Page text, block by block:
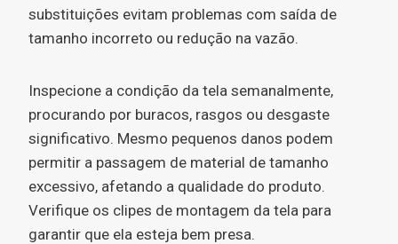
substituições evitam problemas com saída de
tamanho incorreto ou redução na vazão.
Inspecione a condição da tela semanalmente,
procurando por buracos, rasgos ou desgaste
significativo. Mesmo pequenos danos podem
permitir a passagem de material de tamanho
excessivo, afetando a qualidade do produto.
Verifique os clipes de montagem da tela para
garantir que ela esteja bem presa.